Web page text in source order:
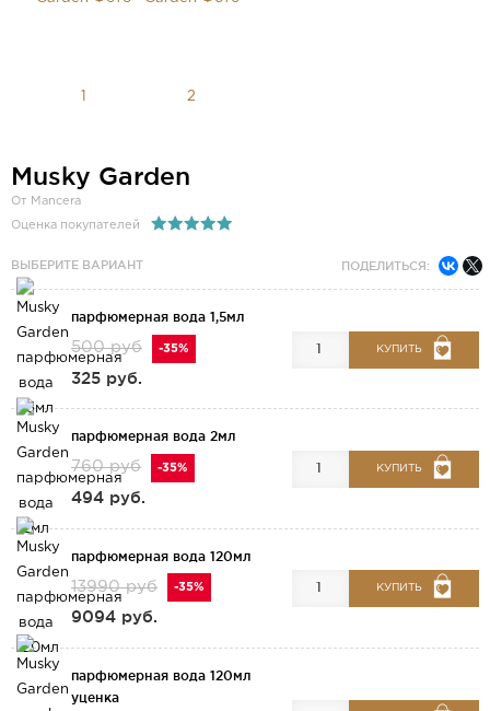
Musky Garden
От Mancera
Оценка покупателей
ВЫБЕРИТЕ ВАРИАНТ ПОДЕЛИТЬСЯ:
парфюмерная вода 1,5мл
500 руб -35%
325 руб.
КУПИТЬ
парфюмерная вода 2мл
760 руб -35%
494 руб.
КУПИТЬ
парфюмерная вода 120мл
13990 руб -35%
9094 руб.
КУПИТЬ
парфюмерная вода 120мл
уценка